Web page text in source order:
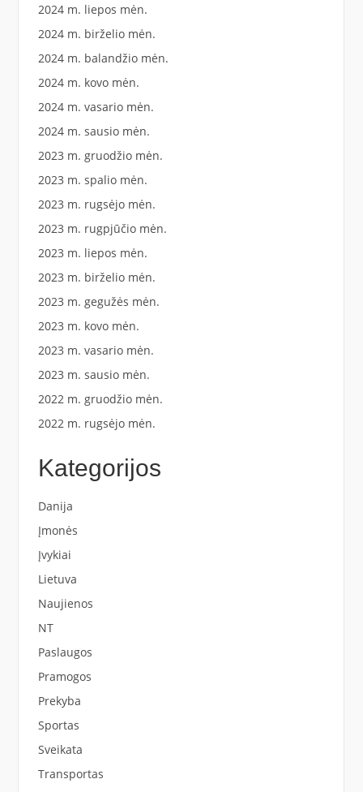
2024 m. liepos mėn.
2024 m. birželio mėn.
2024 m. balandžio mėn.
2024 m. kovo mėn.
2024 m. vasario mėn.
2024 m. sausio mėn.
2023 m. gruodžio mėn.
2023 m. spalio mėn.
2023 m. rugsėjo mėn.
2023 m. rugpjūčio mėn.
2023 m. liepos mėn.
2023 m. birželio mėn.
2023 m. gegužės mėn.
2023 m. kovo mėn.
2023 m. vasario mėn.
2023 m. sausio mėn.
2022 m. gruodžio mėn.
2022 m. rugsėjo mėn.
Kategorijos
Danija
Įmonės
Įvykiai
Lietuva
Naujienos
NT
Paslaugos
Pramogos
Prekyba
Sportas
Sveikata
Transportas